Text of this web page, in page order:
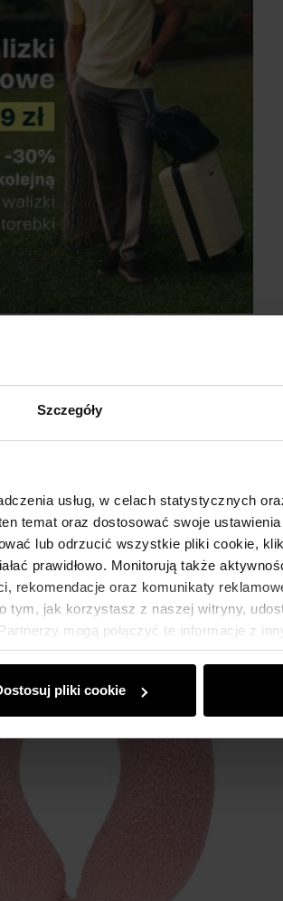
Szczegóły
usług, w celach statystycznych
temat oraz dostosować swoje
lub odrzucić wszystkie pliki cookie,
prawidłowo. Monitorują także
rekomendacje oraz komunikaty
tym, jak korzystasz z naszej witryny,
mogą połączyć te informacje z
usług.
pliki cookie
już od 99,9 zł